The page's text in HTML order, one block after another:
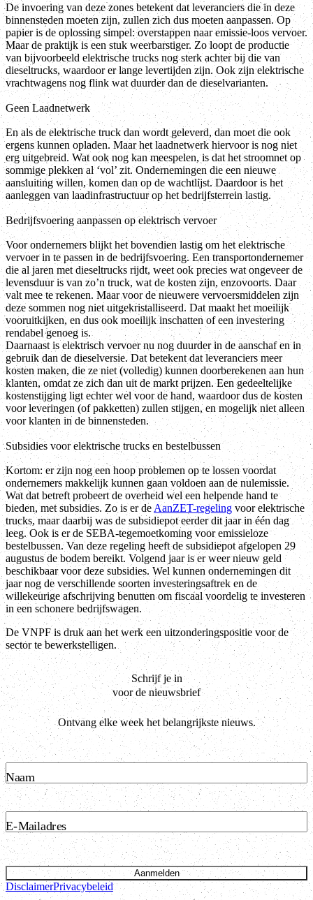
De invoering van deze zones betekent dat leveranciers die in deze
binnensteden moeten zijn, zullen zich dus moeten aanpassen. Op
papier is de oplossing simpel: overstappen naar emissie-loos vervoer.
Maar de praktijk is een stuk weerbarstiger. Zo loopt de productie
van bijvoorbeeld elektrische trucks nog sterk achter bij die van
dieseltrucks, waardoor er lange levertijden zijn. Ook zijn elektrische
vrachtwagens nog flink wat duurder dan de dieselvarianten.
Geen Laadnetwerk
En als de elektrische truck dan wordt geleverd, dan moet die ook
ergens kunnen opladen. Maar het laadnetwerk hiervoor is nog niet
erg uitgebreid. Wat ook nog kan meespelen, is dat het stroomnet op
sommige plekken al ‘vol’ zit. Ondernemingen die een nieuwe
aansluiting willen, komen dan op de wachtlijst. Daardoor is het
aanleggen van laadinfrastructuur op het bedrijfsterrein lastig.
Bedrijfsvoering aanpassen op elektrisch vervoer
Voor ondernemers blijkt het bovendien lastig om het elektrische
vervoer in te passen in de bedrijfsvoering. Een transportondernemer
die al jaren met dieseltrucks rijdt, weet ook precies wat ongeveer de
levensduur is van zo’n truck, wat de kosten zijn, enzovoorts. Daar
valt mee te rekenen. Maar voor de nieuwere vervoersmiddelen zijn
deze sommen nog niet uitgekristalliseerd. Dat maakt het moeilijk
vooruitkijken, en dus ook moeilijk inschatten of een investering
rendabel genoeg is.
Daarnaast is elektrisch vervoer nu nog duurder in de aanschaf en in
gebruik dan de dieselversie. Dat betekent dat leveranciers meer
kosten maken, die ze niet (volledig) kunnen doorberekenen aan hun
klanten, omdat ze zich dan uit de markt prijzen. Een gedeeltelijke
kostenstijging ligt echter wel voor de hand, waardoor dus de kosten
voor leveringen (of pakketten) zullen stijgen, en mogelijk niet alleen
voor klanten in de binnensteden.
Subsidies voor elektrische trucks en bestelbussen
Kortom: er zijn nog een hoop problemen op te lossen voordat
ondernemers makkelijk kunnen gaan voldoen aan de nulemissie.
Wat dat betreft probeert de overheid wel een helpende hand te
bieden, met subsidies. Zo is er deAanZET-regeling voor elektrische
trucks, maar daarbij was de subsidiepot eerder dit jaar in één dag
leeg. Ook is er de SEBA-tegemoetkoming voor emissieloze
bestelbussen. Van deze regeling heeft de subsidiepot afgelopen 29
augustus de bodem bereikt. Volgend jaar is er weer nieuw geld
beschikbaar voor deze subsidies. Wel kunnen ondernemingen dit
jaar nog de verschillende soorten investeringsaftrek en de
willekeurige afschrijving benutten om fiscaal voordelig te investeren
in een schonere bedrijfswagen.
De VNPF is druk aan het werk een uitzonderingspositie voor de
sector te bewerkstelligen.
Schrijf je in
voor de nieuwsbrief
Ontvang elke week het belangrijkste nieuws.
Naam
E-Mailadres
Aanmelden
DisclaimerPrivacybeleid